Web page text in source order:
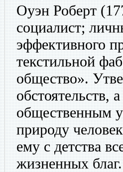
Оуэн Роберт
социалист;
эффективного
текстильной
общество».
обстоятельств,
общественным
природу
ему с детства
жизненных благ.